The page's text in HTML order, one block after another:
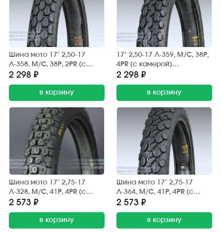
Шина мото 17" 2,50-17
Л-358, M/C, 38P, 2PR (с
камерой) "ПЕТРОШИНА"
2 298 ₽
в корзину
17" 2,50-17 Л-359, M/C, 38P,
4PR (с камерой)
"ПЕТРОШИНА" DELTA
2 298 ₽
в корзину
Шина мото 17" 2,75-17
Л-328, M/C, 41P, 4PR (с
камерой) "ПЕТРОШИНА"
2 573 ₽
в корзину
Шина мото 17" 2,75-17
Л-364, M/C, 41P, 4PR (с
камерой) "ПЕТРОШИНА"
2 573 ₽
в корзину